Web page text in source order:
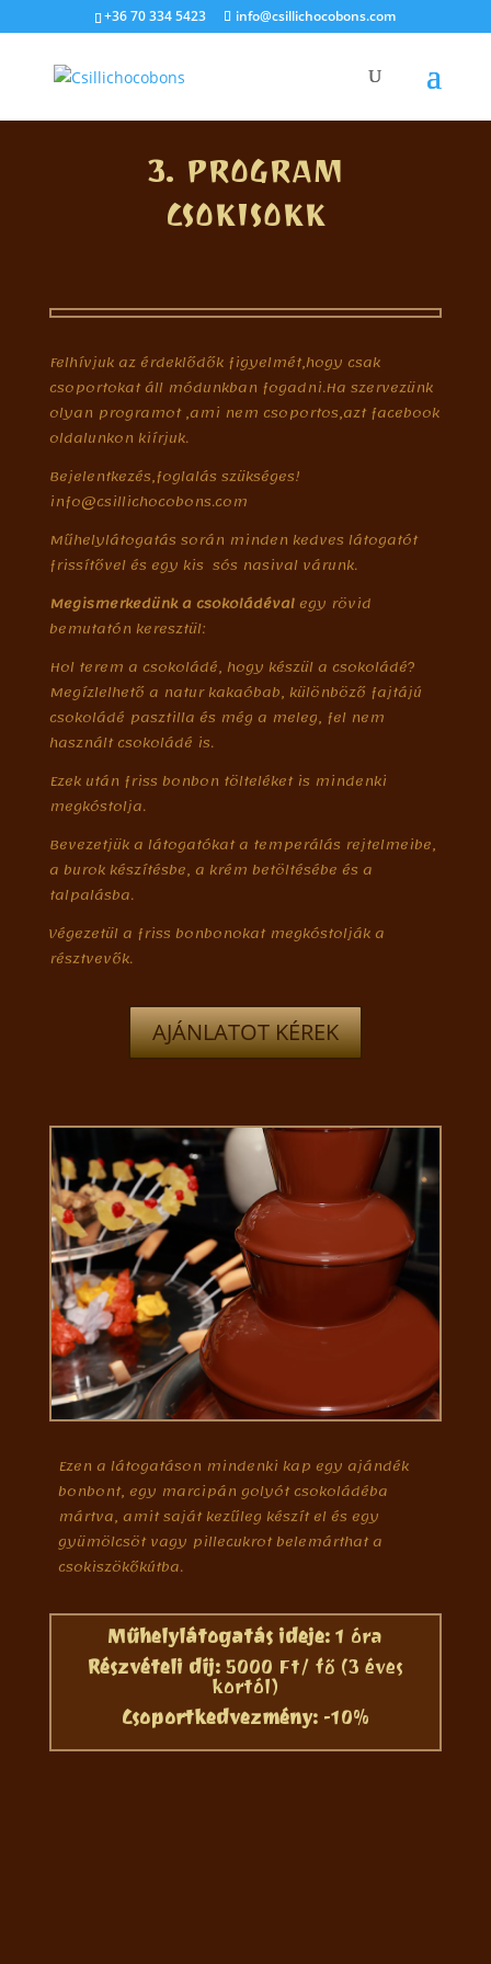
+36 70 334 5423 info@csillichocobons.com
3. PROGRAM
CSOKISOKK
Felhívjuk az érdeklődők figyelmét,hogy csak
csoportokat áll módunkban fogadni.Ha szervezünk
olyan programot ,ami nem csoportos,azt facebook
oldalunkon kiírjuk.
Bejelentkezés,foglalás szükséges!
info@csillichocobons.com
Műhelylátogatás során minden kedves látogatót
frissítővel és egy kis sós nasival várunk.
Megismerkedünk a csokoládéval egy rövid
bemutatón keresztül:
Hol terem a csokoládé, hogy készül a csokoládé?
Megízlelhető a natur kakaóbab, különböző fajtájú
csokoládé pasztilla és még a meleg, fel nem
használt csokoládé is.
Ezek után friss bonbon tölteléket is mindenki
megkóstolja.
Bevezetjük a látogatókat a temperálás rejtelmeibe,
a burok készítésbe, a krém betöltésébe és a
talpalásba.
Végezetül a friss bonbonokat megkóstolják a
résztvevők.
AJÁNLATOT KÉREK
Ezen a látogatáson mindenki kap egy ajándék
bonbont, egy marcipán golyót csokoládéba
mártva, amit saját kezűleg készít el és egy
gyümölcsöt vagy pillecukrot belemárthat a
csokiszökőkútba.
Műhelylátogatás ideje: 1 óra
Részvételi díj: 5000 Ft/ fő (3 éves
kortól)
Csoportkedvezmény: -10%